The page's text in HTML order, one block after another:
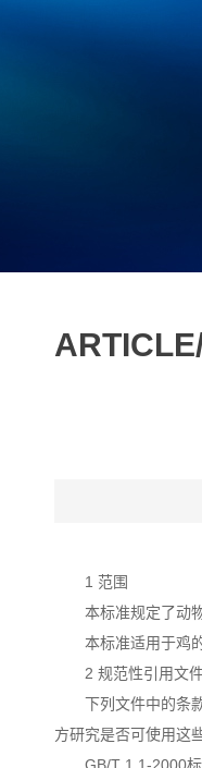
1 范围
本标准规定了动
本标准适用于鸡
2 规范性引用文
下列文件中的条
方研究是否可使用这